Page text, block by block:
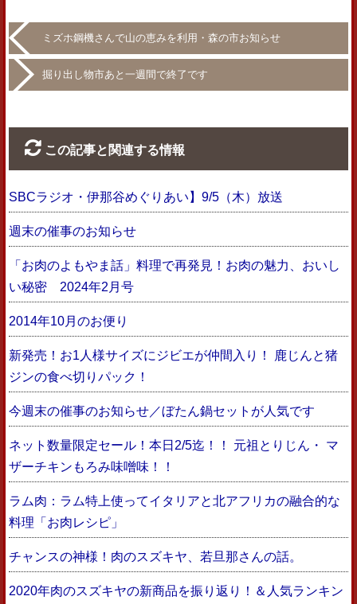
ミズホ鋼機さんで山の恵みを利用・森の市お知らせ
掘り出し物市あと一週間で終了です
この記事と関連する情報
SBCラジオ・伊那谷めぐりあい】9/5（木）放送
週末の催事のお知らせ
「お肉のよもやま話」料理で再発見！お肉の魅力、おいし
い秘密 2024年2月号
2014年10月のお便り
新発売！お1人様サイズにジビエが仲間入り！ 鹿じんと猪
ジンの食べ切りパック！
今週末の催事のお知らせ／ぼたん鍋セットが人気です
ネット数量限定セール！本日2/5迄！！ 元祖とりじん・ マ
ザーチキンもろみ味噌味！！
ラム肉：ラム特上使ってイタリアと北アフリカの融合的な
料理「お肉レシピ」
チャンスの神様！肉のスズキヤ、若旦那さんの話。
2020年肉のスズキヤの新商品を振り返り！＆人気ランキン